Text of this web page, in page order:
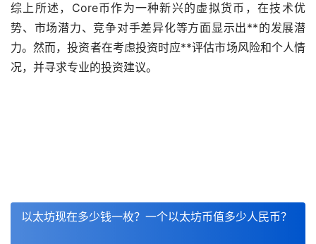
综上所述，Core币作为一种新兴的虚拟货币，在技术优
势、市场潜力、竞争对手差异化等方面显示出**的发展潜
力。然而，投资者在考虑投资时应**评估市场风险和个人情
况，并寻求专业的投资建议。
以太坊现在多少钱一枚？一个以太坊币值多少人民币？